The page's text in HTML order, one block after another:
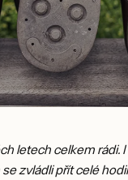
letech celkem rádi.
zvládli přít celé